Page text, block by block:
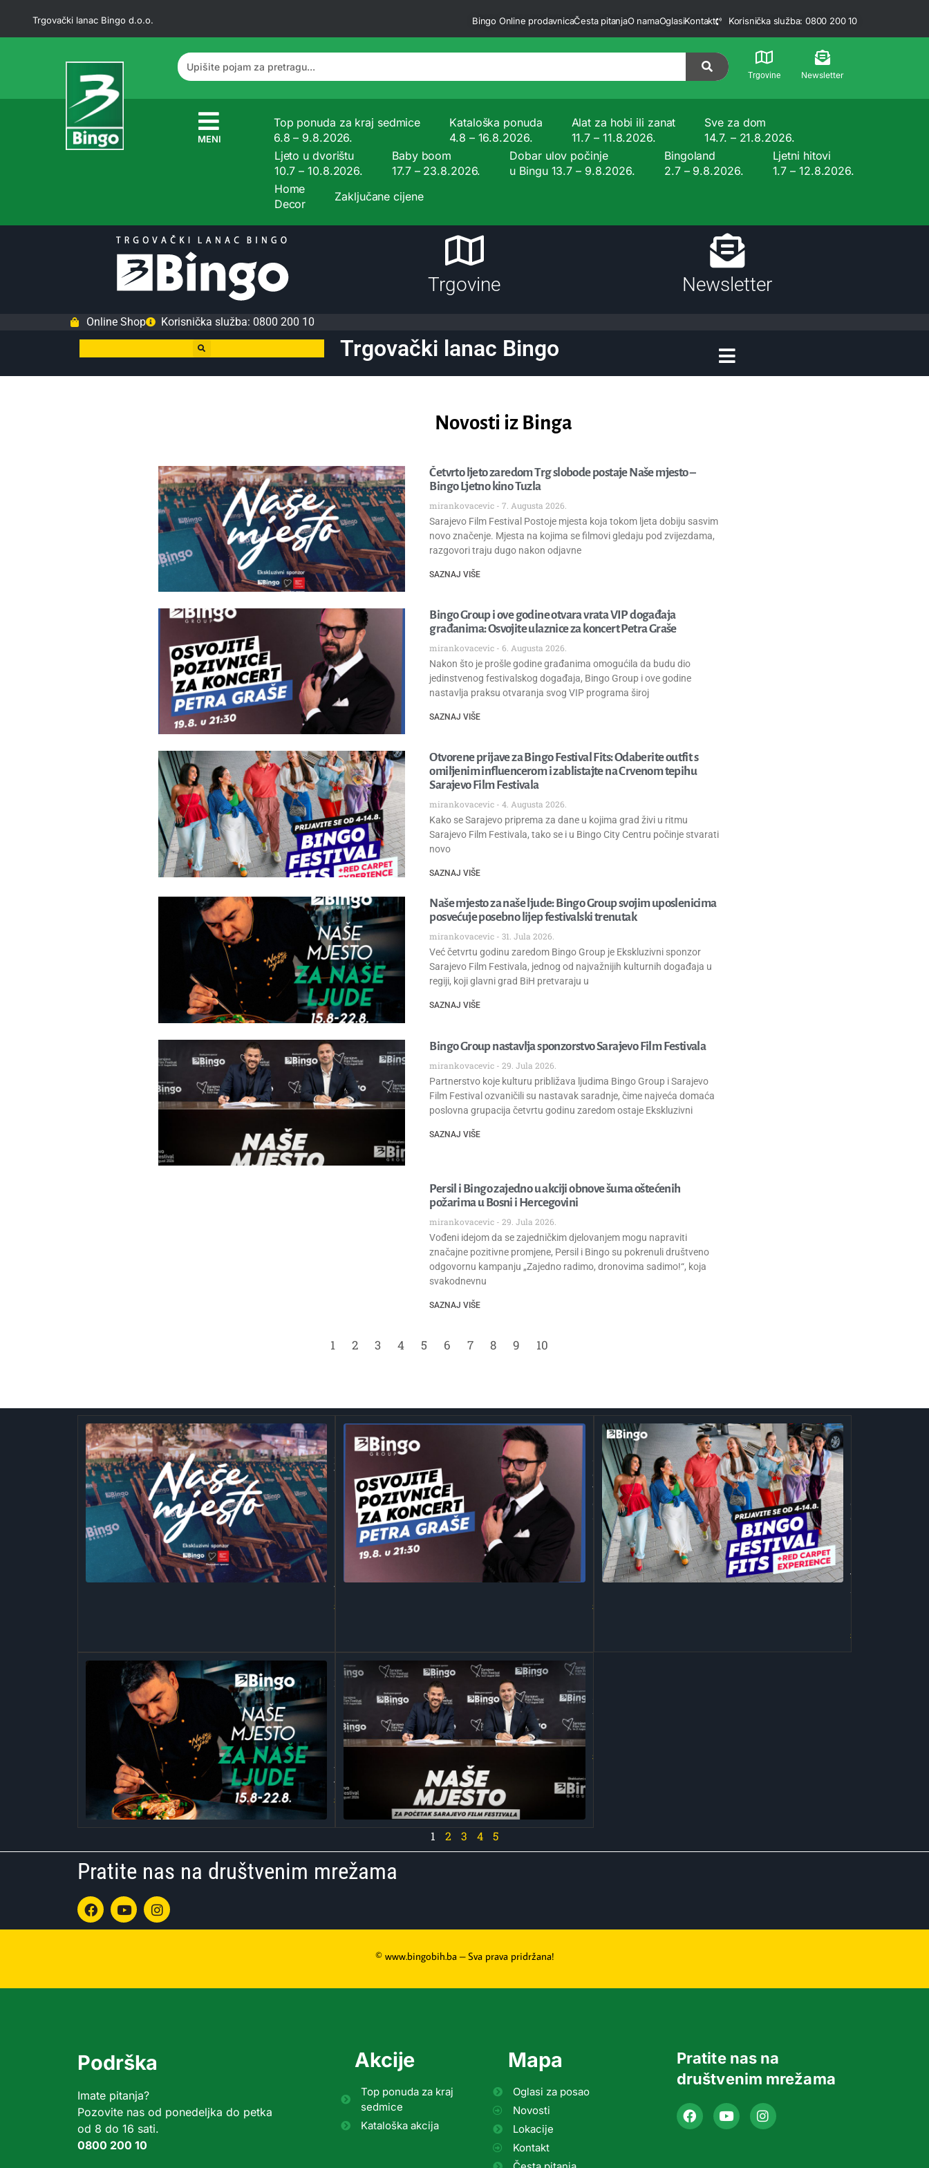
Trgovački lanac Bingo d.o.o. Bingo Online prodavnicaČesta pitanjaO namaOglasiKontakt Korisnička služba: 0800 200 10
Trgovine Newsletter
MENI
Top ponuda za kraj sedmice
6.8 – 9.8.2026.
Kataloška ponuda
4.8 – 16.8.2026.
Alat za hobi ili zanat
11.7 – 11.8.2026.
Sve za dom
14.7. – 21.8.2026.
Ljeto u dvorištu
10.7 – 10.8.2026.
Baby boom
17.7 – 23.8.2026.
Dobar ulov počinje
u Bingu 13.7 – 9.8.2026.
Bingoland
2.7 – 9.8.2026.
Ljetni hitovi
1.7 – 12.8.2026.
Home
Decor
Zaključane cijene
Trgovine Newsletter
Online Shop Korisnička služba: 0800 200 10
Trgovački lanac Bingo
Novosti iz Binga
Četvrto ljeto zaredom Trg slobode postaje Naše mjesto –
Bingo Ljetno kino Tuzla
mirankovacevic
7. Augusta 2026.
Sarajevo Film Festival Postoje mjesta koja tokom ljeta dobiju sasvim
novo značenje. Mjesta na kojima se filmovi gledaju pod zvijezdama,
razgovori traju dugo nakon odjavne
SAZNAJ VIŠE
Bingo Group i ove godine otvara vrata VIP događaja
građanima: Osvojite ulaznice za koncert Petra Graše
mirankovacevic
6. Augusta 2026.
Nakon što je prošle godine građanima omogućila da budu dio
jedinstvenog festivalskog događaja, Bingo Group i ove godine
nastavlja praksu otvaranja svog VIP programa široj
SAZNAJ VIŠE
Otvorene prijave za Bingo Festival Fits: Odaberite outfit s
omiljenim influencerom i zablistajte na Crvenom tepihu
Sarajevo Film Festivala
mirankovacevic
4. Augusta 2026.
Kako se Sarajevo priprema za dane u kojima grad živi u ritmu
Sarajevo Film Festivala, tako se i u Bingo City Centru počinje stvarati
novo
SAZNAJ VIŠE
Naše mjesto za naše ljude: Bingo Group svojim uposlenicima
posvećuje posebno lijep festivalski trenutak
mirankovacevic
31. Jula 2026.
Već četvrtu godinu zaredom Bingo Group je Ekskluzivni sponzor
Sarajevo Film Festivala, jednog od najvažnijih kulturnih događaja u
regiji, koji glavni grad BiH pretvaraju u
SAZNAJ VIŠE
Bingo Group nastavlja sponzorstvo Sarajevo Film Festivala
mirankovacevic
29. Jula 2026.
Partnerstvo koje kulturu približava ljudima Bingo Group i Sarajevo
Film Festival ozvaničili su nastavak saradnje, čime najveća domaća
poslovna grupacija četvrtu godinu zaredom ostaje Ekskluzivni
SAZNAJ VIŠE
Persil i Bingo zajedno u akciji obnove šuma oštećenih
požarima u Bosni i Hercegovini
mirankovacevic
29. Jula 2026.
Vođeni idejom da se zajedničkim djelovanjem mogu napraviti
značajne pozitivne promjene, Persil i Bingo su pokrenuli društveno
odgovornu kampanju „Zajedno radimo, dronovima sadimo!“, koja
svakodnevnu
SAZNAJ VIŠE
1 2 3 4 5 6 7 8 9 10
Četvrto
ljeto
zaredom
Trg
slobode
postaje
Naše
mjesto –
Bingo
Ljetno
Tuzla
Saznaj više
Bingo
Group i ove
godine
otvara
vrata VIP
događaja
građanima:
Osvojite
ulaznice za
koncert
Petra
Saznaj više
outfit s
omiljenim
tepihu
Sarajevo
Saznaj više
Naše mjesto
za naše
ljude: Bingo
uposlenicima
posvećuje
festivalski
trenutak
Saznaj više
Sarajevo
Saznaj više
1 2 3 4 5
Pratite nas na društvenim mrežama
© www.bingobih.ba – Sva prava pridržana!
Podrška
Imate pitanja?
Pozovite nas od ponedeljka do petka
od 8 do 16 sati.
0800 200 10
Akcije
Top ponuda za kraj
sedmice
Kataloška akcija
Mapa
Oglasi za posao
Novosti
Lokacije
Kontakt
Pratite nas na
društvenim mrežama